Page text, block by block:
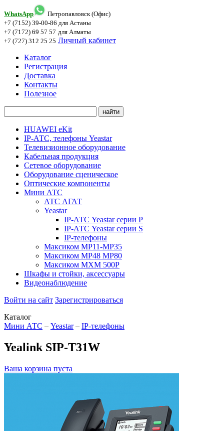
WhatsApp
Петропавловск (Офис)
+7 (7152) 39-00-86 для Астаны
+7 (7172) 69 57 57 для Алматы
+7 (727) 312 25 25 Личный кабинет
Каталог
Регистрация
Доставка
Контакты
Полезное
HUAWEI eKit
IP-АТС, телефоны Yeastar
Телевизионное оборудование
Кабельная продукция
Сетевое оборудование
Оборудование сценическое
Оптические компоненты
Мини АТС
АТС АГАТ
Yeastar
IP-АТС Yeastar серии P
IP-АТС Yeastar серии S
IP-телефоны
Максиком МР11-MP35
Максиком МР48 MP80
Максиком МХМ 500P
Шкафы и стойки, аксессуары
Видеонаблюдение
Войти на сайт Зарегистрироваться
Каталог
Мини АТС – Yeastar– IP-телефоны
Yealink SIP-T31W
Ваша корзина пуста